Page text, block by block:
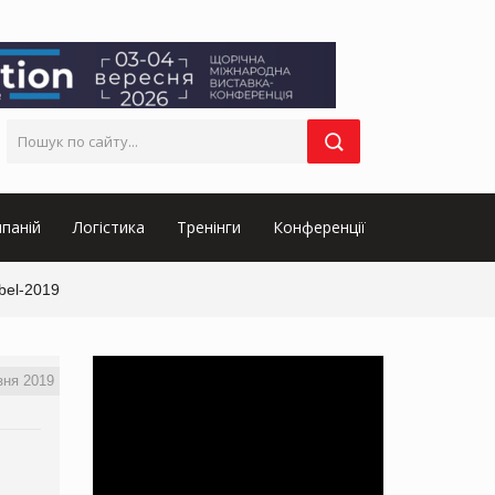
Логістика Тренінги Конференції
2019
2019